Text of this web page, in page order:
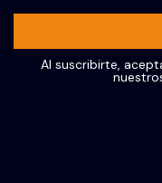
Al suscribirte,